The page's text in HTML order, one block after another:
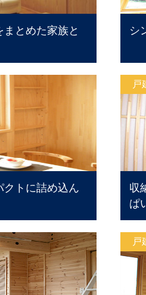
とめた家族と
シ
クトに詰め込ん
戸
収
ぱ
戸